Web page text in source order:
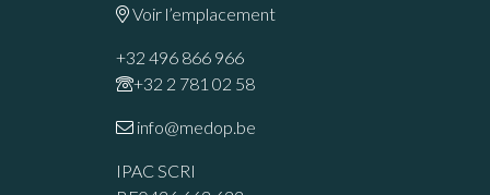
Voir l’emplacement
+32 496 866 966
+32 2 781 02 58
info@medop.be
IPAC SCRI